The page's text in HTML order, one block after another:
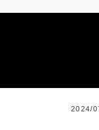
2024/